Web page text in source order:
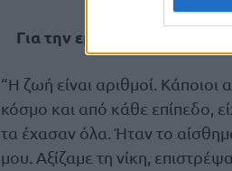
Για την εμφάνισή του στο 1ο
“Η ζωή είναι αριθμοί.
κόσμο και από κάθε επίπεδο,
τα έχασαν όλα. Ήταν το
μου. Αξίζαμε τη νίκη,